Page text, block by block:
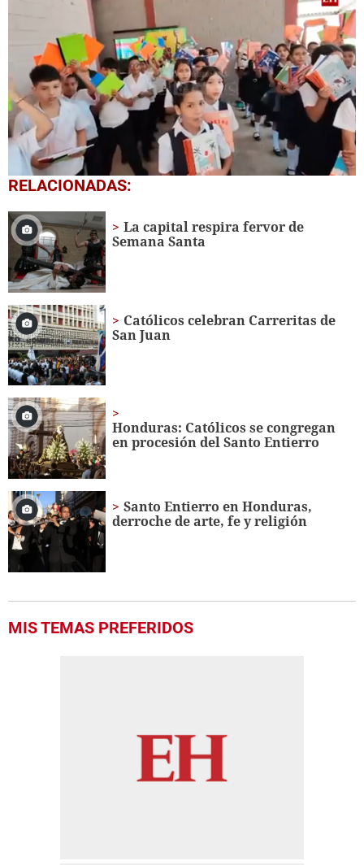
0
seconds
1
minute,
56
seconds
RELACIONADAS:
La capital respira fervor de
Semana Santa
Católicos celebran Carreritas de
San Juan
Honduras: Católicos se congregan
en procesión del Santo Entierro
Santo Entierro en Honduras,
derroche de arte, fe y religión
MIS TEMAS PREFERIDOS